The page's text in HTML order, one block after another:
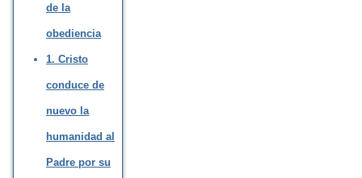
de la
obediencia
1. Cristo
conduce de
nuevo la
humanidad al
Padre por su